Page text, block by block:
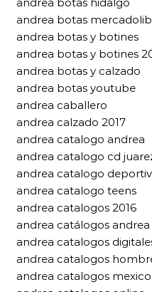
andrea botas hidalgo
andrea botas
andrea botas y botines
andrea botas y botines
andrea botas y calzado
andrea botas youtube
andrea caballero
andrea calzado 2017
andrea catalogo andrea
andrea catalogo cd
andrea catalogo
andrea catalogo teens
andrea catalogos 2016
andrea catálogos andrea
andrea catalogos
andrea catalogos
andrea catalogos mexico